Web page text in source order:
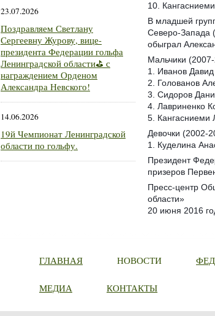
23.07.2026
Поздравляем Светлану
Сергеевну Журову, вице-
президента Федерации гольфа
Ленинградской области⛳ с
награждением Орденом
Александра Невского!
14.06.2026
19й Чемпионат Ленинградской
области по гольфу.
10.
В младшей
Северо-Запада
обыграл
Мальчики
1. Иванов Давид
2. Голованов
3. Сидоров
4. Лавриненко
5. Кангасниеми
Девочки (2002-
1. Куделина
Президент
призеров
Пресс-центр
области»
20 июня 2016
ГЛАВНАЯ НОВОСТИ
МЕДИА КОНТАКТЫ